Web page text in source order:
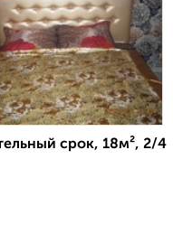
срок, 18м², 2/4